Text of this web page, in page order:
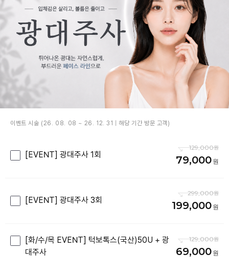
이벤트 시술 (26. 08. 08 ~ 26. 12. 31 | 해당 기간 방문 고객)
[EVENT] 광대주사 1회
129,000
79,000
[EVENT] 광대주사 3회
299,000
199,000
[화/수/목 EVENT] 턱보톡스(국산)50U + 광
대주사
129,000
69,000